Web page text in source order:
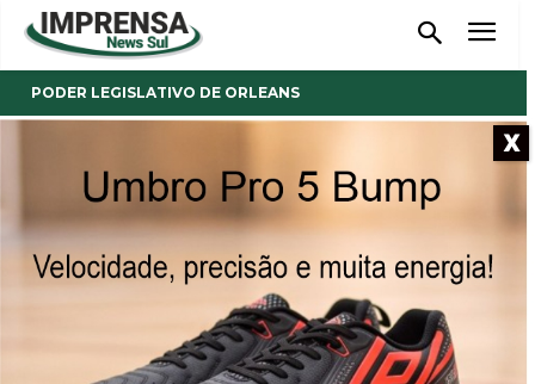
PODER LEGISLATIVO DE ORLEANS
X